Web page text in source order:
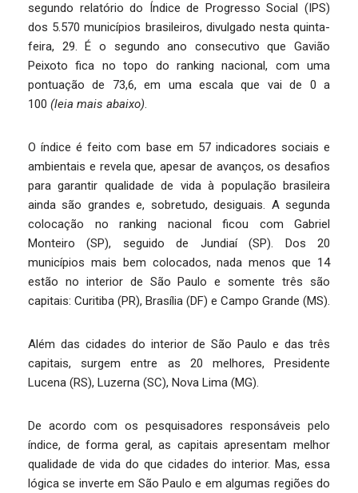
segundo relatório do Índice de Progresso Social (IPS)
dos 5.570 municípios brasileiros, divulgado nesta quinta-
feira, 29. É o segundo ano consecutivo que Gavião
Peixoto fica no topo do ranking nacional, com uma
pontuação de 73,6, em uma escala que vai de 0 a
100 (leia mais abaixo).
O índice é feito com base em 57 indicadores sociais e
ambientais e revela que, apesar de avanços, os desafios
para garantir qualidade de vida à população brasileira
ainda são grandes e, sobretudo, desiguais. A segunda
colocação no ranking nacional ficou com Gabriel
Monteiro (SP), seguido de Jundiaí (SP). Dos 20
municípios mais bem colocados, nada menos que 14
estão no interior de São Paulo e somente três são
capitais: Curitiba (PR), Brasília (DF) e Campo Grande (MS).
Além das cidades do interior de São Paulo e das três
capitais, surgem entre as 20 melhores, Presidente
Lucena (RS), Luzerna (SC), Nova Lima (MG).
De acordo com os pesquisadores responsáveis pelo
índice, de forma geral, as capitais apresentam melhor
qualidade de vida do que cidades do interior. Mas, essa
lógica se inverte em São Paulo e em algumas regiões do